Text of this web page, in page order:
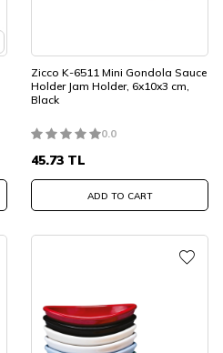
Zicco K-6511 Mini Gondola Sauce
Holder Jam Holder, 6x10x3 cm,
Black
0.0
45.73 TL
ADD TO CART